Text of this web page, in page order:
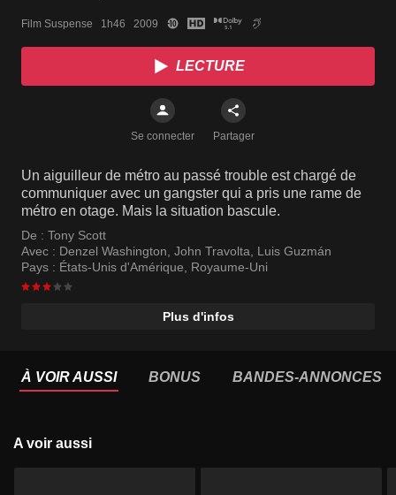
Film Suspense   1h46   2009
LECTURE
Se connecter Partager
Un aiguilleur de métro au passé trouble est chargé de
communiquer avec un gangster qui a pris une rame de
métro en otage. Mais la situation bascule.
De : Tony Scott
Avec : Denzel Washington, John Travolta, Luis Guzmán
Pays : États-Unis d'Amérique, Royaume-Uni
Plus d'infos
À VOIR AUSSI BONUS BANDES-ANNONCES
A voir aussi